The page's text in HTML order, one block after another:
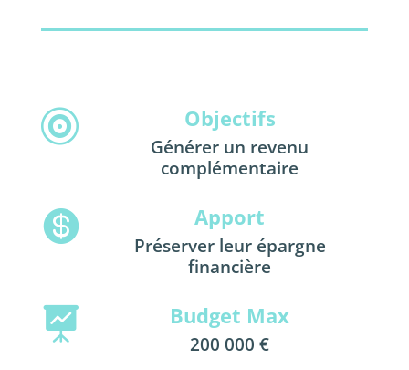
 Objectifs
Générer un revenu
complémentaire
 Apport
Préserver leur épargne
financière
 Budget Max
200 000 €